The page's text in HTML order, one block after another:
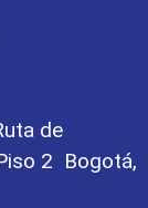
de
2 Bogotá,